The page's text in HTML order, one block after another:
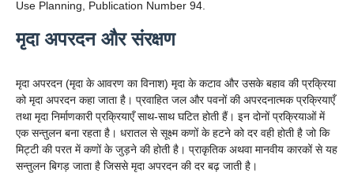
Use Planning, Publication Number 94.
मृदा अपरदन और संरक्षण
मृदा अपरदन (मृदा के आवरण का विनाश) मृदा के कटाव और उसके बहाव की प्रक्रिया
को मृदा अपरदन कहा जाता है। प्रवाहित जल और पवनों की अपरदनात्मक प्रक्रियाएँ
तथा मृदा निर्माणकारी प्रक्रियाएँ साथ-साथ घटित होती हैं। इन दोनों प्रक्रियाओं में
एक सन्तुलन बना रहता है। धरातल से सूक्ष्म कणों के हटने को दर वही होती है जो कि
मिट्टी की परत में कणों के जुड़ने की होती है। प्राकृतिक अथवा मानवीय कारकों से यह
सन्तुलन बिगड़ जाता है जिससे मृदा अपरदन की दर बढ़ जाती है।